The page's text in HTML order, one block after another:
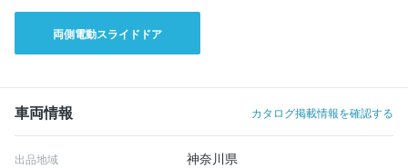
両側電動スライドドア
車両情報 カタログ掲載情報を確認する
出品地域 神奈川県